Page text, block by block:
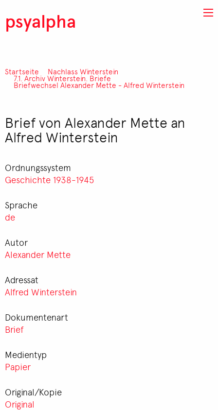
psyalpha
Pfadnavigation
Startseite Nachlass Winterstein
7.1. Archiv Winterstein. Briefe
Briefwechsel Alexander Mette - Alfred Winterstein
Brief von Alexander Mette an
Alfred Winterstein
Ordnungssystem
Geschichte 1938-1945
Sprache
de
Autor
Alexander Mette
Adressat
Alfred Winterstein
Dokumentenart
Brief
Medientyp
Papier
Original/Kopie
Original